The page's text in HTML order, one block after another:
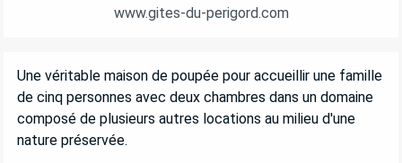
www.gites-du-perigord.com
DESCRIPTION
Une véritable maison de poupée pour accueillir une famille
de cinq personnes avec deux chambres dans un domaine
composé de plusieurs autres locations au milieu d'une
nature préservée.